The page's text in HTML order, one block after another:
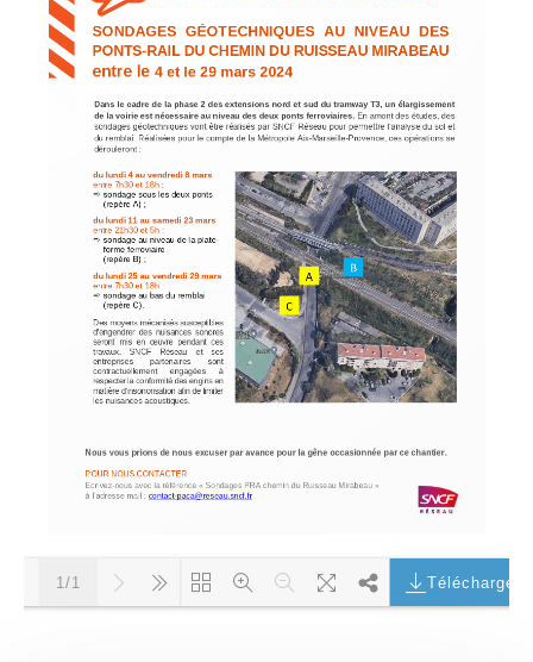
1/1 Télécharger